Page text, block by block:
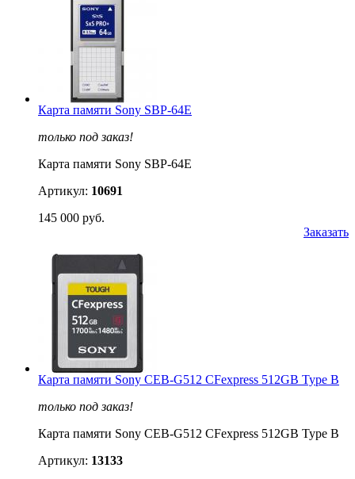
Карта памяти Sony SBP-64E
только под заказ!
Карта памяти Sony SBP-64E
Артикул: 10691
145 000 руб.
Заказать
Карта памяти Sony CEB-G512 CFexpress 512GB Type B
только под заказ!
Карта памяти Sony CEB-G512 CFexpress 512GB Type B
Артикул: 13133